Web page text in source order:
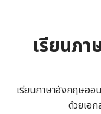
เรียนภ
เรียนภาษาอังกฤษอ
ด้วยเอ